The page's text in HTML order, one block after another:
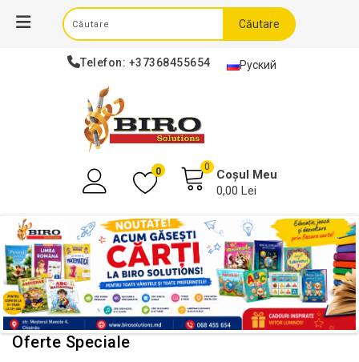
Telefon: +37368455654 Руский
Căutare
0 0
Coșul Meu
0,00 Lei
Oferte Speciale